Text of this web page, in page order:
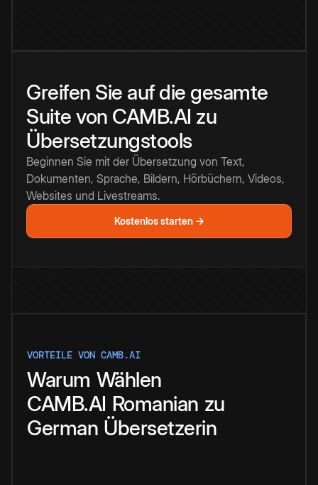
Greifen Sie auf die gesamte
Suite von CAMB.AI zu
Übersetzungstools
Beginnen Sie mit der Übersetzung von Text,
Dokumenten, Sprache, Bildern, Hörbüchern, Videos,
Websites und Livestreams.
Kostenlos starten →
VORTEILE VON CAMB.AI
Warum Wählen
CAMB.AI Romanian zu
German Übersetzerin